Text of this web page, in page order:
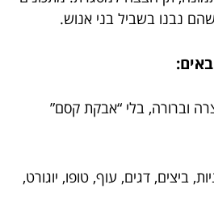
נבנו בשביל בני אנוש.
וברורה, בלי “אבקת קסם”
ביצים, דגים, עוף, טופו, יוגורט,